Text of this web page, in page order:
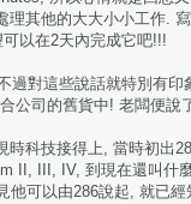
其他的大大小小工作.
以在2天內完成它吧!!!
過對這些說話就特別有
公司的舊貨中! 老闆便說
時科技接得上, 當時初出
II, III, IV, 到現在還叫什
他可以由286說起, 就已